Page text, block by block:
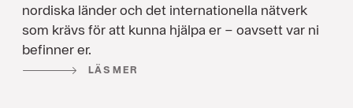
nordiska länder och det internationella nätverk
som krävs för att kunna hjälpa er – oavsett var ni
befinner er.
LÄS MER